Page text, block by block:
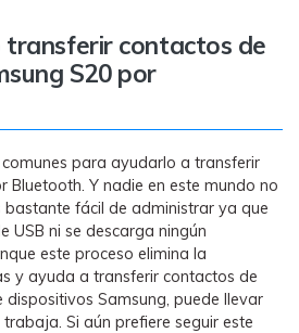
te tiene al tanto de todo en
transferir contactos de
S20 por
para ayudarlo a transferir
Bluetooth. Y nadie en este mundo no
bastante fácil de administrar ya que
USB ni se descarga ningún
este proceso elimina la
y ayuda a transferir contactos de
Samsung, puede llevar
Si aún prefiere seguir este